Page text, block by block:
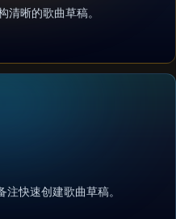
清晰的歌曲草稿。
快速创建歌曲草稿。